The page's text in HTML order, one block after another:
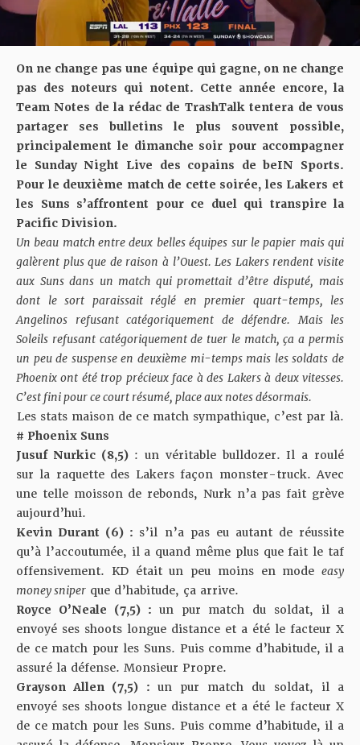
On ne change pas une équipe qui gagne, on ne change
pas des noteurs qui notent. Cette année encore, la
Team Notes de la rédac de TrashTalk tentera de vous
partager ses bulletins le plus souvent possible,
principalement le dimanche soir pour accompagner
le Sunday Night Live des copains de beIN Sports.
Pour le deuxième match de cette soirée, les Lakers et
les Suns s’affrontent pour ce duel qui transpire la
Pacific Division.
Un beau match entre deux belles équipes sur le papier mais qui
galèrent plus que de raison à l’Ouest. Les Lakers rendent visite
aux Suns dans un match qui promettait d’être disputé, mais
dont le sort paraissait réglé en premier quart-temps, les
Angelinos refusant catégoriquement de défendre. Mais les
Soleils refusant catégoriquement de tuer le match, ça a permis
un peu de suspense en deuxième mi-temps mais les soldats de
Phoenix ont été trop précieux face à des Lakers à deux vitesses.
C’est fini pour ce court résumé, place aux notes désormais.
Les stats maison de ce match sympathique, c’est par là.
# Phoenix Suns
Jusuf Nurkic (8,5): un véritable bulldozer. Il a roulé
sur la raquette des Lakers façon monster-truck. Avec
une telle moisson de rebonds, Nurk n’a pas fait grève
aujourd’hui.
Kevin Durant (6) : s’il n’a pas eu autant de réussite
qu’à l’accoutumée, il a quand même plus que fait le taf
offensivement. KD était un peu moins en mode easy
money sniper que d’habitude, ça arrive.
Royce O’Neale (7,5) : un pur match du soldat, il a
envoyé ses shoots longue distance et a été le facteur X
de ce match pour les Suns. Puis comme d’habitude, il a
assuré la défense. Monsieur Propre.
Grayson Allen (7,5) : un pur match du soldat, il a
envoyé ses shoots longue distance et a été le facteur X
de ce match pour les Suns. Puis comme d’habitude, il a